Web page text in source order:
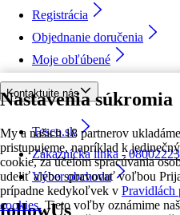
Nastavenia súkromia
My a našich 18 partnerov
pristupujeme, napríklad k
cookie, za účelom spracúvania
udeliť alebo spravovať voľbou
prípadne kedykoľvek v Pravidlách
cookies. Tieto voľby oznámime
Registrácia
Objednanie doručenia
Moje obľúbené
Kontaktujte nás
Tesco.sk
Zákaznícka linka -
Výber obchodu
followUs